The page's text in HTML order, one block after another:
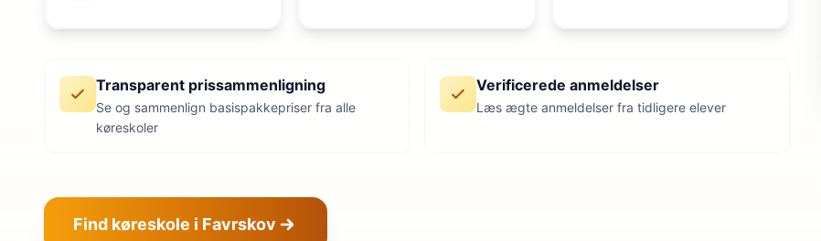
Transparent prissammenligning
Se og sammenlign basispakkepriser fra alle
køreskoler
Verificerede anmeldelser
Læs ægte anmeldelser fra tidligere elever
Find køreskole i Favrskov